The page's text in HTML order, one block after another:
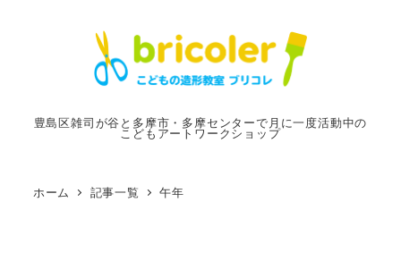
豊島区雑司が谷と多摩市・多摩センターで月に一度活動中の
こどもアートワークショップ
ホーム 記事一覧 午年